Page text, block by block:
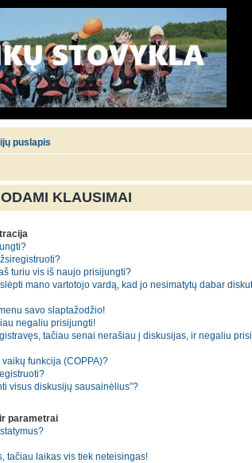
puslapis
KLAUSIMAI
turiu vis iš naujo prisijungti?
mano vartotojo vardą, kad jo nesimatytų dabar
savo slaptažodžio!
negaliu prisijungti!
tačiau senai nerašiau į diskusijas, ir negaliu
funkcija (COPPA)?
visus diskusijų sausainėlius”?
parametrai
tačiau laikas vis tiek neteisingas!